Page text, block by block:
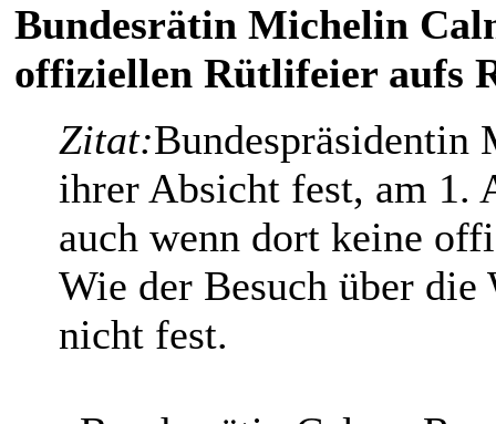
Bundesrätin Michelin
offiziellen Rütlifeier aufs
Zitat:Bundespräsidentin
ihrer Absicht fest, am 1.
auch wenn dort keine
Wie der Besuch über die
nicht fest.